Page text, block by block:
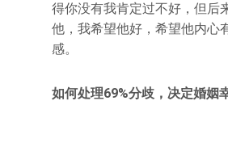
得你没有我肯定过不好，但后
他，我希望他好，希望他内心
感。
如何处理69%分歧，决定婚姻